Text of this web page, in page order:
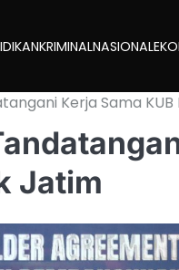
KRIMINALNASIONAL
Kerja Sama
Jatim